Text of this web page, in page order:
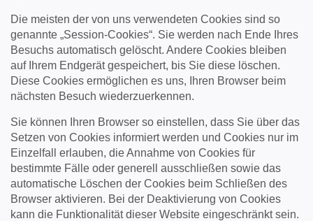
Die meisten der von uns verwendeten Cookies sind so
genannte „Session-Cookies“. Sie werden nach Ende Ihres
Besuchs automatisch gelöscht. Andere Cookies bleiben
auf Ihrem Endgerät gespeichert, bis Sie diese löschen.
Diese Cookies ermöglichen es uns, Ihren Browser beim
nächsten Besuch wiederzuerkennen.
Sie können Ihren Browser so einstellen, dass Sie über das
Setzen von Cookies informiert werden und Cookies nur im
Einzelfall erlauben, die Annahme von Cookies für
bestimmte Fälle oder generell ausschließen sowie das
automatische Löschen der Cookies beim Schließen des
Browser aktivieren. Bei der Deaktivierung von Cookies
kann die Funktionalität dieser Website eingeschränkt sein.